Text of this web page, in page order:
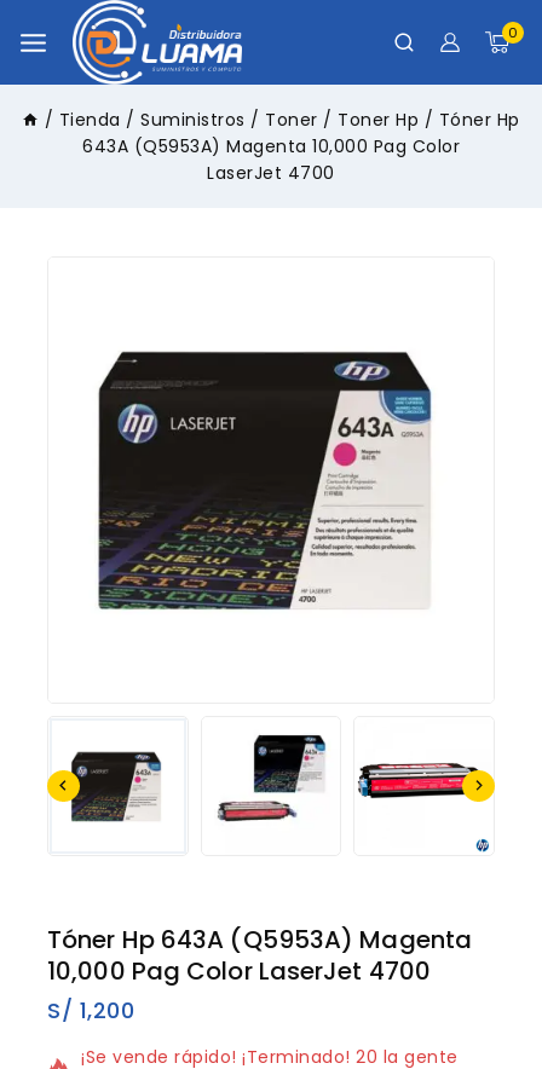
0
/ Tienda / Suministros / Toner / Toner Hp / Tóner Hp
643A (Q5953A) Magenta 10,000 Pag Color
LaserJet 4700
Tóner Hp 643A (Q5953A) Magenta
10,000 Pag Color LaserJet 4700
S/ 1,200
6 productos vendidos en los últimos 14 horas
¡Se vende rápido! ¡Terminado! 20 la gente